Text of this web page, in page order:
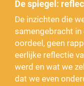
De spiegel:
De inzichten die
samengebracht in
oordeel, geen
eerlijke reflectie
werd en wat we
dat we even